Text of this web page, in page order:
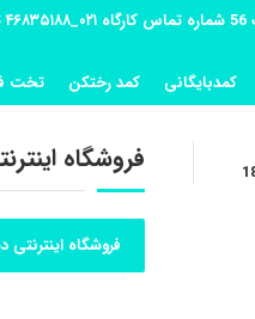
کمدبایگانی کمد رختکن تخت
فروشگاه
فروشگاه